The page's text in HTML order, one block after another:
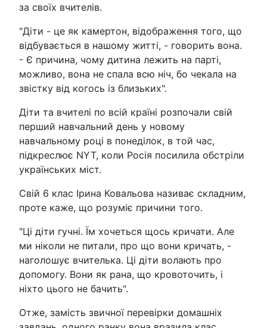
за своїх вчителів.
"Діти - це як камертон, відображення того, що
відбувається в нашому житті, - говорить вона.
- Є причина, чому дитина лежить на парті,
можливо, вона не спала всю ніч, бо чекала на
звістку від когось із близьких".
Діти та вчителі по всій країні розпочали свій
перший навчальний день у новому
навчальному році в понеділок, в той час,
підкреслює NYT, коли Росія посилила обстріли
українських міст.
Свій 6 клас Ірина Ковальова називає складним,
проте каже, що розуміє причини того.
"Ці діти гучні. Їм хочеться щось кричати. Але
ми ніколи не питали, про що вони кричать, -
наголошує вчителька. Ці діти волають про
допомогу. Вони як рана, що кровоточить, і
ніхто цього не бачить".
Отже, замість звичної перевірки домашніх